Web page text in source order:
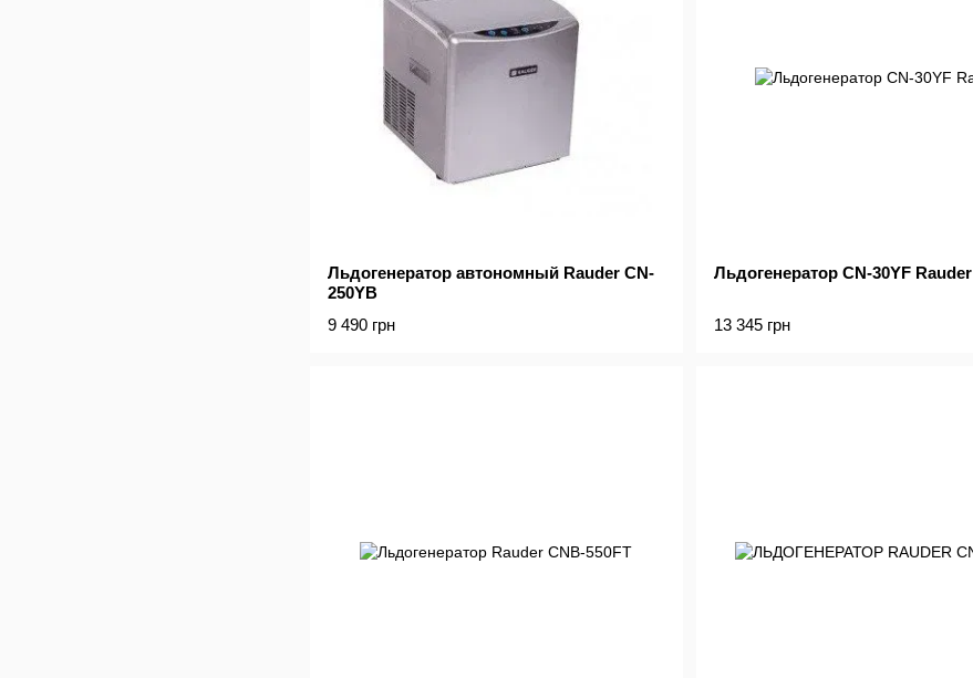
Льдогенератор автономный Rauder CN-
250YB
9 490 грн
Льдогенератор CN-30YF Rauder
13 345 грн